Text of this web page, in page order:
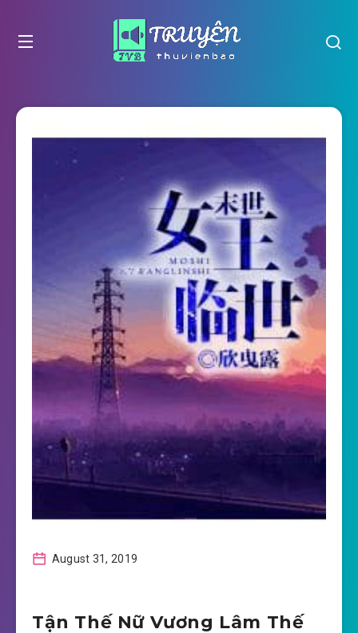
August 31, 2019
Tận Thế Nữ Vương Lâm Thế